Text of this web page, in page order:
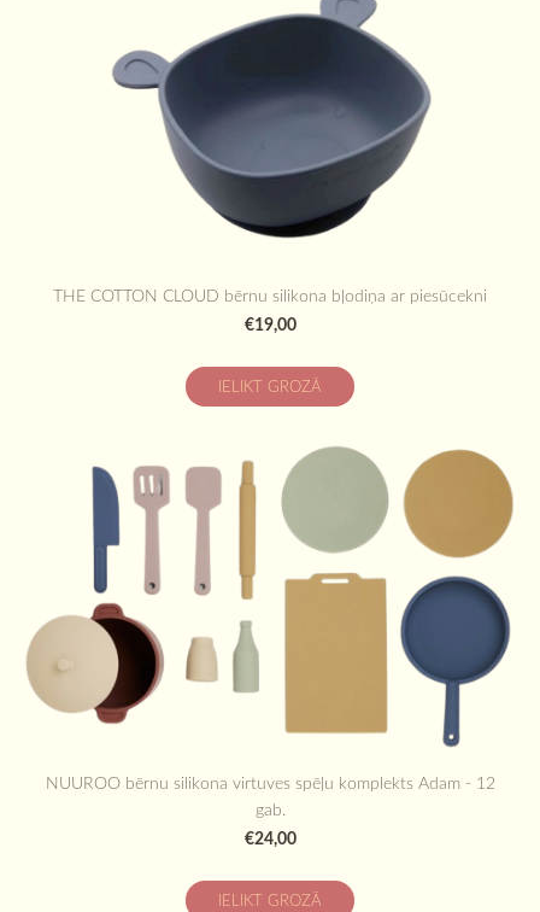
THE COTTON CLOUD bērnu silikona bļodiņa ar piesūcekni
€19,00
IELIKT GROZĀ
NUUROO bērnu silikona virtuves spēļu komplekts Adam - 12
gab.
€24,00
IELIKT GROZĀ